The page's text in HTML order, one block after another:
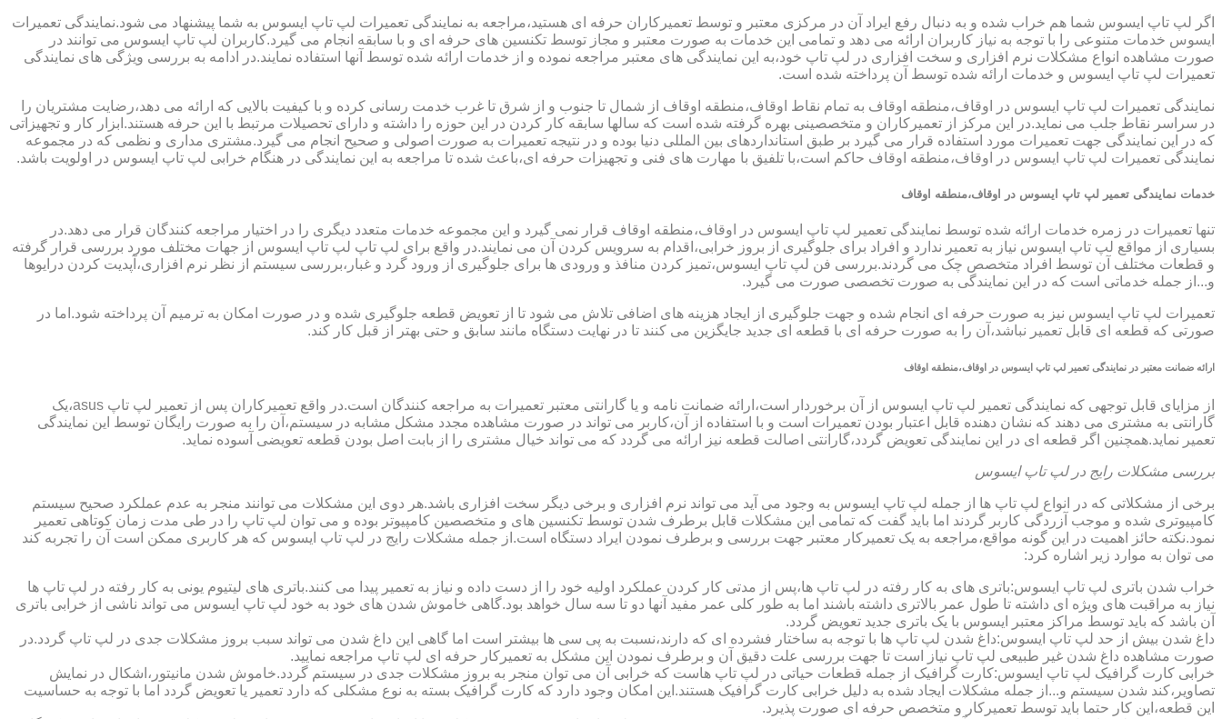
اگر لپ تاپ ایسوس شما هم خراب شده و به دنبال رفع ایراد آن در مرکزی معتبر و توسط تعمیرکاران حرفه ای هستید،مراجعه به نمایندگی تعمیرات لپ تاپ ایسوس به شما پیشنهاد می شود.نمایندگی تعمیرات
ایسوس خدمات متنوعی را با توجه به نیاز کاربران ارائه می دهد و تمامی این خدمات به صورت معتبر و مجاز توسط تکنسین های حرفه ای و با سابقه انجام می گیرد.کاربران لپ تاپ ایسوس می توانند در
صورت مشاهده انواع مشکلات نرم افزاری و سخت افزاری در لپ تاپ خود،به این نمایندگی های معتبر مراجعه نموده و از خدمات ارائه شده توسط آنها استفاده نمایند.در ادامه به بررسی ویژگی های نمایندگی
تعمیرات لپ تاپ ایسوس و خدمات ارائه شده توسط آن پرداخته شده است.
نمایندگی تعمیرات لپ تاپ ایسوس در اوقاف،منطقه اوقاف به تمام نقاط اوقاف،منطقه اوقاف از شمال تا جنوب و از شرق تا غرب خدمت رسانی کرده و با کیفیت بالایی که ارائه می دهد،رضایت مشتریان را
در سراسر نقاط جلب می نماید.در این مرکز از تعمیرکاران و متخصصینی بهره گرفته شده است که سالها سابقه کار کردن در این حوزه را داشته و دارای تحصیلات مرتبط با این حرفه هستند.ابزار کار و تجهیزاتی
که در این نمایندگی جهت تعمیرات مورد استفاده قرار می گیرد بر طبق استانداردهای بین المللی دنیا بوده و در نتیجه تعمیرات به صورت اصولی و صحیح انجام می گیرد.مشتری مداری و نظمی که در مجموعه
نمایندگی تعمیرات لپ تاپ ایسوس در اوقاف،منطقه اوقاف حاکم است،با تلفیق با مهارت های فنی و تجهیزات حرفه ای،باعث شده تا مراجعه به این نمایندگی در هنگام خرابی لپ تاپ ایسوس در اولویت باشد.
خدمات نمایندگی تعمیر لپ تاپ ایسوس در اوقاف،منطقه اوقاف
تنها تعمیرات در زمره خدمات ارائه شده توسط نمایندگی تعمیر لپ تاپ ایسوس در اوقاف،منطقه اوقاف قرار نمی گیرد و این مجموعه خدمات متعدد دیگری را در اختیار مراجعه کنندگان قرار می دهد.در
بسیاری از مواقع لپ تاپ ایسوس نیاز به تعمیر ندارد و افراد برای جلوگیری از بروز خرابی،اقدام به سرویس کردن آن می نمایند.در واقع برای لپ تاپ لپ تاپ ایسوس از جهات مختلف مورد بررسی قرار گرفته
و قطعات مختلف آن توسط افراد متخصص چک می گردند.بررسی فن لپ تاپ ایسوس،تمیز کردن منافذ و ورودی ها برای جلوگیری از ورود گرد و غبار،بررسی سیستم از نظر نرم افزاری،آپدیت کردن درایوها
و...از جمله خدماتی است که در این نمایندگی به صورت تخصصی صورت می گیرد.
تعمیرات لپ تاپ ایسوس نیز به صورت حرفه ای انجام شده و جهت جلوگیری از ایجاد هزینه های اضافی تلاش می شود تا از تعویض قطعه جلوگیری شده و در صورت امکان به ترمیم آن پرداخته شود.اما در
صورتی که قطعه ای قابل تعمیر نباشد،آن را به صورت حرفه ای با قطعه ای جدید جایگزین می کنند تا در نهایت دستگاه مانند سابق و حتی بهتر از قبل کار کند.
ارائه ضمانت معتبر در نمایندگی تعمیر لپ تاپ ایسوس در اوقاف،منطقه اوقاف
از مزایای قابل توجهی که نمایندگی تعمیر لپ تاپ ایسوس از آن برخوردار است،ارائه ضمانت نامه و یا گارانتی معتبر تعمیرات به مراجعه کنندگان است.در واقع تعمیرکاران پس از تعمیر لپ تاپ asus،یک
گارانتی به مشتری می دهند که نشان دهنده قابل اعتبار بودن تعمیرات است و با استفاده از آن،کاربر می تواند در صورت مشاهده مجدد مشکل مشابه در سیستم،آن را به صورت رایگان توسط این نمایندگی
تعمیر نماید.همچنین اگر قطعه ای در این نمایندگی تعویض گردد،گارانتی اصالت قطعه نیز ارائه می گردد که می تواند خیال مشتری را از بابت اصل بودن قطعه تعویضی آسوده نماید.
بررسی مشکلات رایج در لپ تاپ ایسوس
برخی از مشکلاتی که در انواع لپ تاپ ها از جمله لپ تاپ ایسوس به وجود می آید می تواند نرم افزاری و برخی دیگر سخت افزاری باشد.هر دوی این مشکلات می توانند منجر به عدم عملکرد صحیح سیستم
کامپیوتری شده و موجب آزردگی کاربر گردند اما باید گفت که تمامی این مشکلات قابل برطرف شدن توسط تکنسین های و متخصصین کامپیوتر بوده و می توان لپ تاپ را در طی مدت زمان کوتاهی تعمیر
نمود.نکته حائز اهمیت در این گونه مواقع،مراجعه به یک تعمیرکار معتبر جهت بررسی و برطرف نمودن ایراد دستگاه است.از جمله مشکلات رایج در لپ تاپ ایسوس که هر کاربری ممکن است آن را تجربه کند
می توان به موارد زیر اشاره کرد:
خراب شدن باتری لپ تاپ ایسوس:باتری های به کار رفته در لپ تاپ ها،پس از مدتی کار کردن عملکرد اولیه خود را از دست داده و نیاز به تعمیر پیدا می کنند.باتری های لیتیوم یونی به کار رفته در لپ تاپ ها
نیاز به مراقبت های ویژه ای داشته تا طول عمر بالاتری داشته باشند اما به طور کلی عمر مفید آنها دو تا سه سال خواهد بود.گاهی خاموش شدن های خود به خود لپ تاپ ایسوس می تواند ناشی از خرابی باتری
آن باشد که باید توسط مراکز معتبر ایسوس با یک باتری جدید تعویض گردد.
داغ شدن بیش از حد لپ تاپ ایسوس:داغ شدن لپ تاپ ها با توجه به ساختار فشرده ای که دارند،نسبت به پی سی ها بیشتر است اما گاهی این داغ شدن می تواند سبب بروز مشکلات جدی در لپ تاپ گردد.در
صورت مشاهده داغ شدن غیر طبیعی لپ تاپ نیاز است تا جهت بررسی علت دقیق آن و برطرف نمودن این مشکل به تعمیرکار حرفه ای لپ تاپ مراجعه نمایید.
خرابی کارت گرافیک لپ تاپ ایسوس:کارت گرافیک از جمله قطعات حیاتی در لپ تاپ هاست که خرابی آن می توان منجر به بروز مشکلات جدی در سیستم گردد.خاموش شدن مانیتور،اشکال در نمایش
تصاویر،کند شدن سیستم و...از جمله مشکلات ایجاد شده به دلیل خرابی کارت گرافیک هستند.این امکان وجود دارد که کارت گرافیک بسته به نوع مشکلی که دارد تعمیر یا تعویض گردد اما با توجه به حساسیت
این قطعه،این کار حتما باید توسط تعمیرکار و متخصص حرفه ای صورت پذیرد.